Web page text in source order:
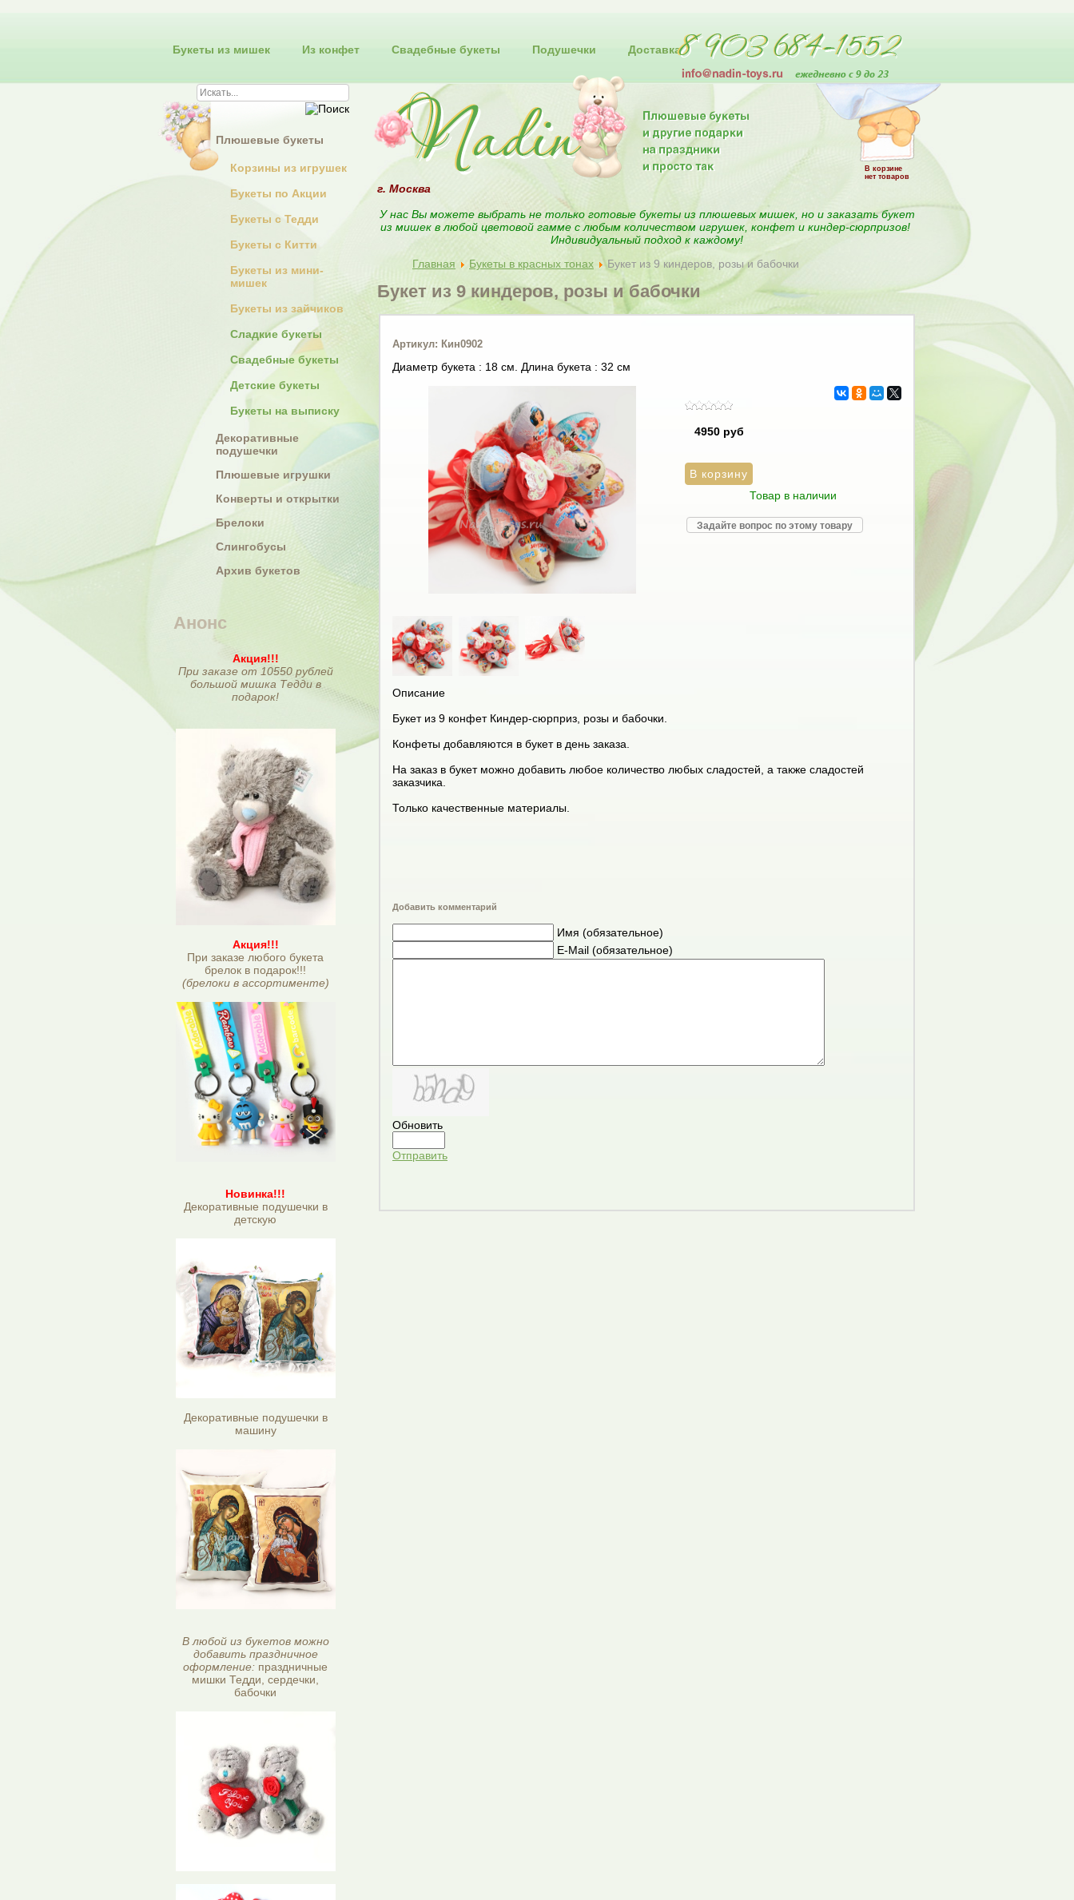
Букеты из мишек Из конфет Свадебные букеты Подушечки Доставка
В корзине
нет товаров
Плюшевые букеты
Корзины из игрушек
Букеты по Акции
Букеты с Тедди
Букеты с Китти
Букеты из мини-
мишек
Букеты из зайчиков
Сладкие букеты
Свадебные букеты
Детские букеты
Букеты на выписку
Декоративные
подушечки
Плюшевые игрушки
Конверты и открытки
Брелоки
Слингобусы
Архив букетов
Анонс
Акция!!!
При заказе от 10550 рублей
большой мишка Тедди в
подарок!
Акция!!!
При заказе любого букета
брелок в подарок!!!
(брелоки в ассортименте)
Новинка!!!
Декоративные подушечки в
детскую
Декоративные подушечки в
машину
В любой из букетов можно
добавить праздничное
оформление: праздничные
мишки Тедди, сердечки,
бабочки
г. Москва
У нас Вы можете выбрать не только готовые букеты из плюшевых мишек, но и заказать букет
из мишек в любой цветовой гамме с любым количеством игрушек, конфет и киндер-сюрпризов!
Индивидуальный подход к каждому!
Главная
Букеты в красных тонах Букет из 9 киндеров, розы и бабочки
Букет из 9 киндеров, розы и бабочки
Артикул: Кин0902
Диаметр букета : 18 см. Длина букета : 32 см
4950 руб
Товар в наличии
Задайте вопрос по этому товару
Описание
Букет из 9 конфет Киндер-сюрприз, розы и бабочки.
Конфеты добавляются в букет в день заказа.
На заказ в букет можно добавить любое количество любых сладостей, а также сладостей
заказчика.
Только качественные материалы.
Добавить комментарий
Имя (обязательное)
E-Mail (обязательное)
Обновить
Отправить